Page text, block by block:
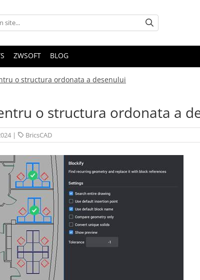
ZWSOFT BLOG
o structura ordonata a desenului
o structura ordonata a
| BricsCAD